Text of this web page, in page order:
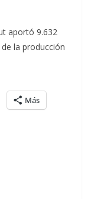
aportó 9.632
la producción
Más